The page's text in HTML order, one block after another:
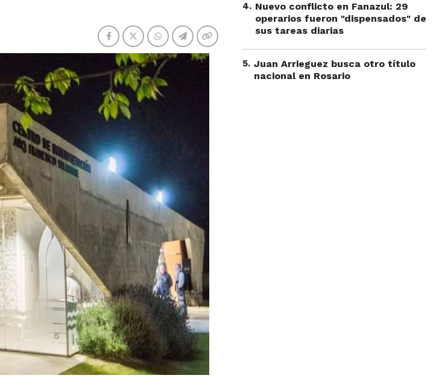
4. Nuevo conflicto en Fanazul: 29
operarios fueron "dispensados" de
sus tareas diarias
5. Juan Arrieguez busca otro título
nacional en Rosario